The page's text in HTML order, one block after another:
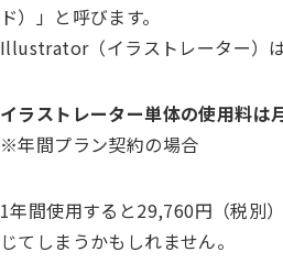
ド）」と呼びます。
Illustrator（イラストレーター）
イラストレーター単体の使用料は
※年間プラン契約の場合
1年間使用すると29,760円（税別
じてしまうかもしれません。